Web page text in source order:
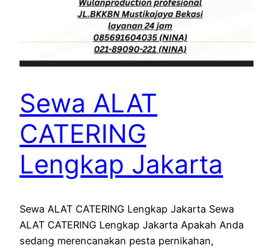
Sewa ALAT
CATERING
Lengkap Jakarta
Sewa ALAT CATERING Lengkap Jakarta Sewa
ALAT CATERING Lengkap Jakarta Apakah Anda
sedang merencanakan pesta pernikahan,